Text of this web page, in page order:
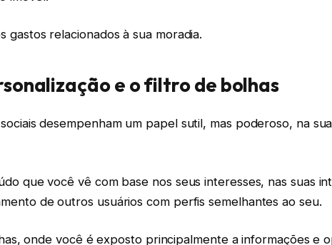
gastos relacionados à sua moradia.
e o filtro de bolhas
desempenham um papel sutil, mas poderoso, na
que você vê com base nos seus interesses, nas suas
de outros usuários com perfis semelhantes ao seu.
onde você é exposto principalmente a informações e